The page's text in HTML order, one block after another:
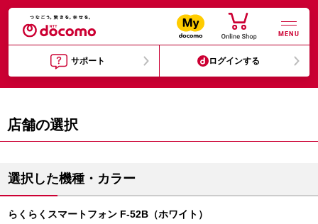
MENU
サポート ログインする
店舗の選択
選択した機種・カラー
らくらくスマートフォン F-52B（ホワイト）